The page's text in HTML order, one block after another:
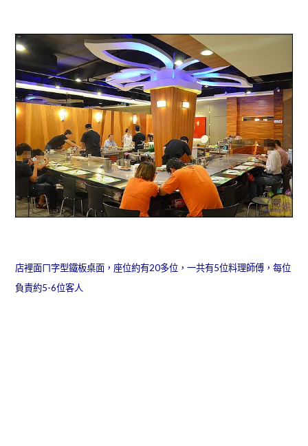
店裡面ㄇ字型鐵板桌面，座位約有20多位，一共有5位料理師傅，每位
負責約5-6位客人